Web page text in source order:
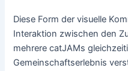
Diese Form der visuelle
Interaktion zwischen den
mehrere catJAMs
Gemeinschaftserlebnis